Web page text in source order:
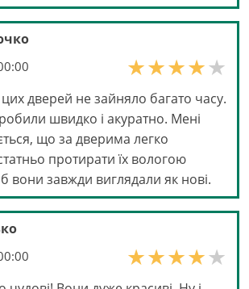
дверей не зайняло багато часу.
швидко і акуратно. Мені
що за дверима легко
протирати їх вологою
вони завжди виглядали як нові.